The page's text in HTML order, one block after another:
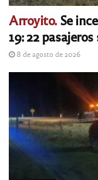
Arroyito. Se
19: 22
8 de agosto de 2026